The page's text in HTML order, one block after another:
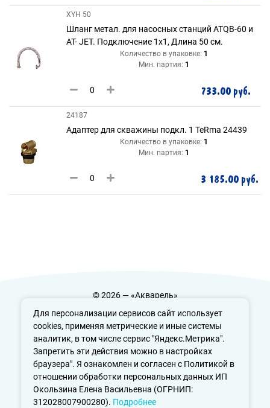
Для персонализации сервисов сайт использует
cookies, применяя метрические и иные системы
аналитик, в том числе сервис "Яндекс.Метрика".
Запретить эти действия можно в настройках
браузера". Я ознакомлен и согласен с Политикой в
отношении обработки персональных данных ИП
Окользина Елена Васильевна (ОГРНИП:
312028007900280). Подробнее
XYH 50
Шланг метал. для насосных станций ATQB-60 и
AT- JET. Подключение 1х1, Длина 50 см.
Количество в упаковке: 1
Мин. партия: 1
733.00 руб.
24187
Адаптер для скважины подкл. 1 TeRma 24439
Количество в упаковке: 1
Мин. партия: 1
3 185.00 руб.
© 2026 — «Акварель»
Политика конфиденциальности
info@aquarele-ufa.ru